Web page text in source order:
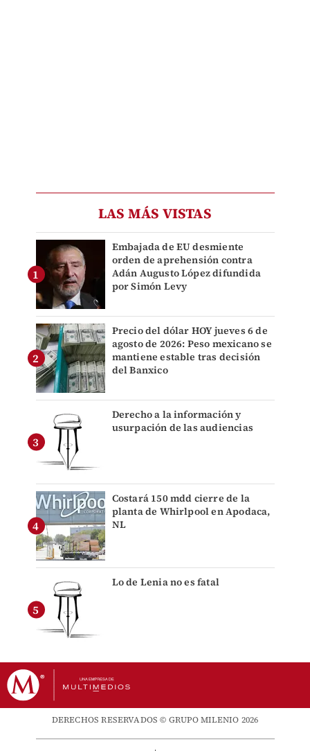
LAS MÁS VISTAS
Embajada de EU desmiente
orden de aprehensión contra
Adán Augusto López difundida
por Simón Levy
Precio del dólar HOY jueves 6 de
agosto de 2026: Peso mexicano se
mantiene estable tras decisión
del Banxico
Derecho a la información y
usurpación de las audiencias
Costará 150 mdd cierre de la
planta de Whirlpool en Apodaca,
NL
Lo de Lenia no es fatal
DERECHOS RESERVADOS © GRUPO MILENIO 2026